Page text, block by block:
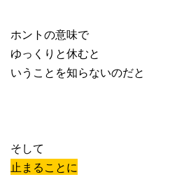
ホントの意味で
ゆっくりと休むと
いうことを知らないのだと
そして
止まることに